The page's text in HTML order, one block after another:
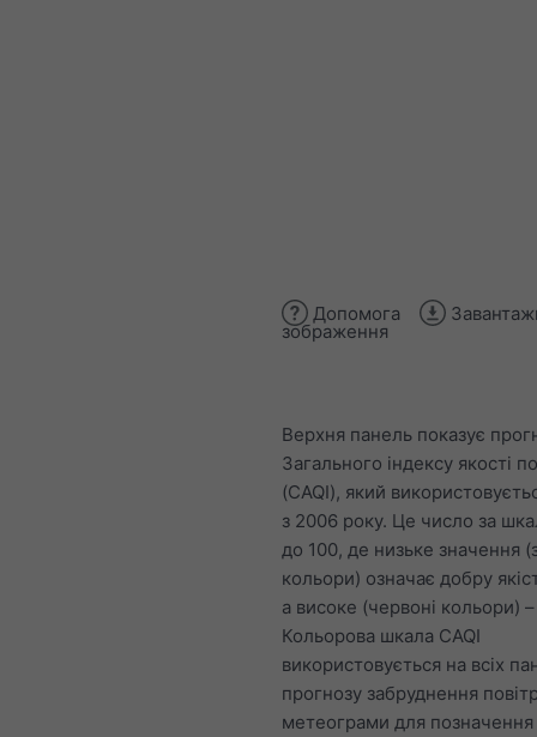
Допомога
зображення
Верхня панель показує
Загального індексу якості
(CAQI), який
з 2006 року. Це число за
до 100, де низьке значення
кольори) означає добру
а високе (червоні кольори)
Кольорова шкала CAQI
використовується на всіх
прогнозу забруднення
метеограми для позначення